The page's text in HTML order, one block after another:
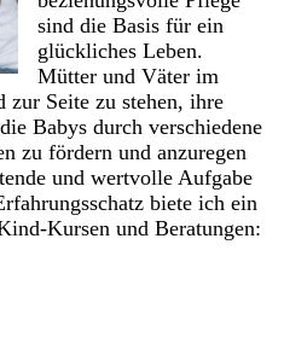
sind die Basis für ein
glückliches Leben.
Mütter und Väter im
zur Seite zu stehen, ihre
Babys durch verschiedene
zu fördern und anzuregen
und wertvolle Aufgabe
biete ich ein
Kursen und Beratungen: